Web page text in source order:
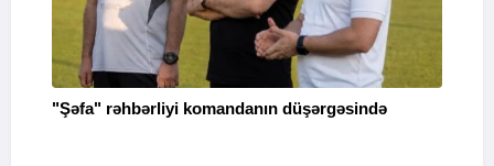
"Şəfa" rəhbərliyi komandanın düşərgəsində